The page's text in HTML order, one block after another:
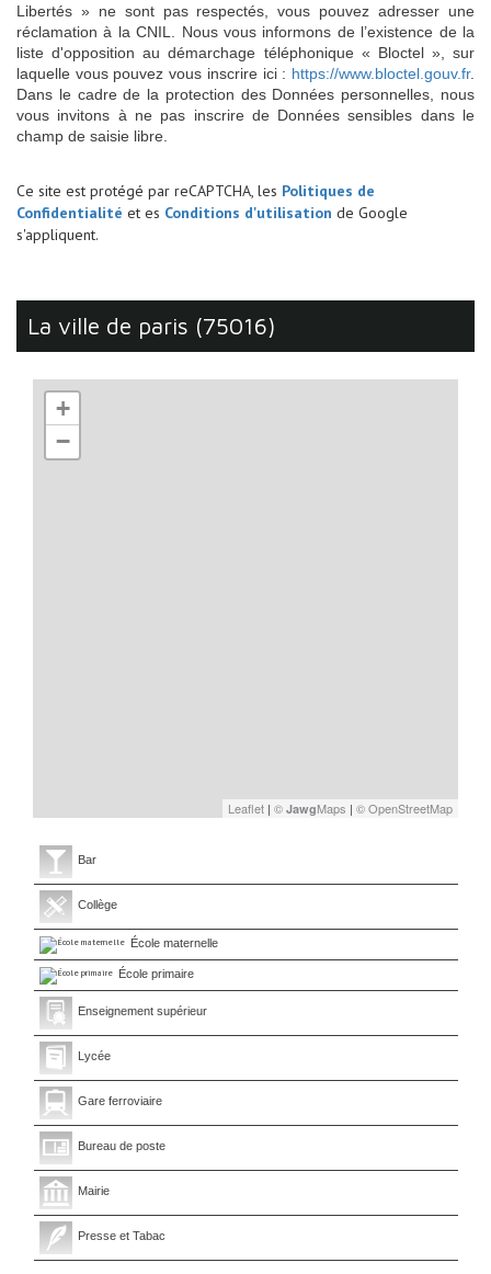
Libertés » ne sont pas respectés, vous pouvez adresser une
réclamation à la CNIL. Nous vous informons de l’existence de la
liste d'opposition au démarchage téléphonique « Bloctel », sur
laquelle vous pouvez vous inscrire ici : https://www.bloctel.gouv.fr.
Dans le cadre de la protection des Données personnelles, nous
vous invitons à ne pas inscrire de Données sensibles dans le
champ de saisie libre.
Ce site est protégé par reCAPTCHA, les Politiques de
Confidentialité et es Conditions d'utilisation de Google
s'appliquent.
la ville de paris (75016)
+
−
Leaflet | © JawgMaps | © OpenStreetMap
Bar
Collège
École maternelle
École primaire
Enseignement supérieur
Lycée
Gare ferroviaire
Bureau de poste
Mairie
Presse et Tabac